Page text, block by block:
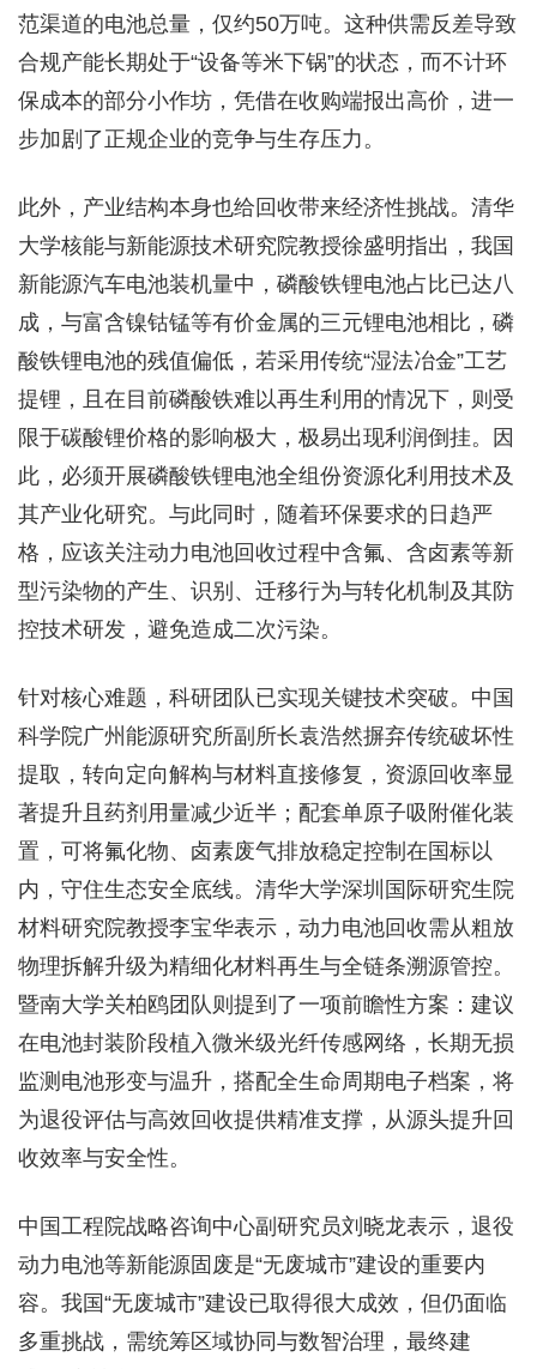
范渠道的电池总量，仅约50万吨。这种供需反差导致
合规产能长期处于“设备等米下锅”的状态，而不计环
保成本的部分小作坊，凭借在收购端报出高价，进一
步加剧了正规企业的竞争与生存压力。
此外，产业结构本身也给回收带来经济性挑战。清华
大学核能与新能源技术研究院教授徐盛明指出，我国
新能源汽车电池装机量中，磷酸铁锂电池占比已达八
成，与富含镍钴锰等有价金属的三元锂电池相比，磷
酸铁锂电池的残值偏低，若采用传统“湿法冶金”工艺
提锂，且在目前磷酸铁难以再生利用的情况下，则受
限于碳酸锂价格的影响极大，极易出现利润倒挂。因
此，必须开展磷酸铁锂电池全组份资源化利用技术及
其产业化研究。与此同时，随着环保要求的日趋严
格，应该关注动力电池回收过程中含氟、含卤素等新
型污染物的产生、识别、迁移行为与转化机制及其防
控技术研发，避免造成二次污染。
针对核心难题，科研团队已实现关键技术突破。中国
科学院广州能源研究所副所长袁浩然摒弃传统破坏性
提取，转向定向解构与材料直接修复，资源回收率显
著提升且药剂用量减少近半；配套单原子吸附催化装
置，可将氟化物、卤素废气排放稳定控制在国标以
内，守住生态安全底线。清华大学深圳国际研究生院
材料研究院教授李宝华表示，动力电池回收需从粗放
物理拆解升级为精细化材料再生与全链条溯源管控。
暨南大学关柏鸥团队则提到了一项前瞻性方案：建议
在电池封装阶段植入微米级光纤传感网络，长期无损
监测电池形变与温升，搭配全生命周期电子档案，将
为退役评估与高效回收提供精准支撑，从源头提升回
收效率与安全性。
中国工程院战略咨询中心副研究员刘晓龙表示，退役
动力电池等新能源固废是“无废城市”建设的重要内
容。我国“无废城市”建设已取得很大成效，但仍面临
多重挑战，需统筹区域协同与数智治理，最终建